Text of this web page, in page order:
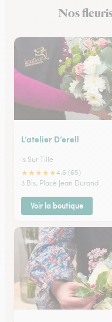
Fleuristes à
Nos
L’atelier D’erell
Is Sur Tille
★★★★★4.6 (65)
3 Bis, Place Jean Durand
Voir la boutique